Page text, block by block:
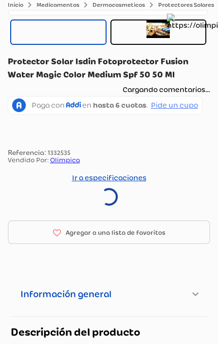
Medicamentos Dermocosmeticos Protectores Solares
Protector Solar Isdin Fotoprotector Fusion
Water Magic Color Medium Spf 50 50 Ml
Cargando comentarios…
: 1332535
Vendido Por: Olimpica
Ir a especificaciones
Información general
Descripción del producto